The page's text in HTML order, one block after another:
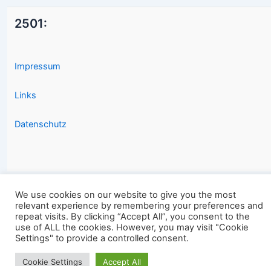
2501:
Impressum
Links
Datenschutz
Copyright © 2026 2501.eu Gute Filme |
We use cookies on our website to give you the most
relevant experience by remembering your preferences and
repeat visits. By clicking “Accept All”, you consent to the
use of ALL the cookies. However, you may visit "Cookie
Settings" to provide a controlled consent.
Cookie Settings Accept All